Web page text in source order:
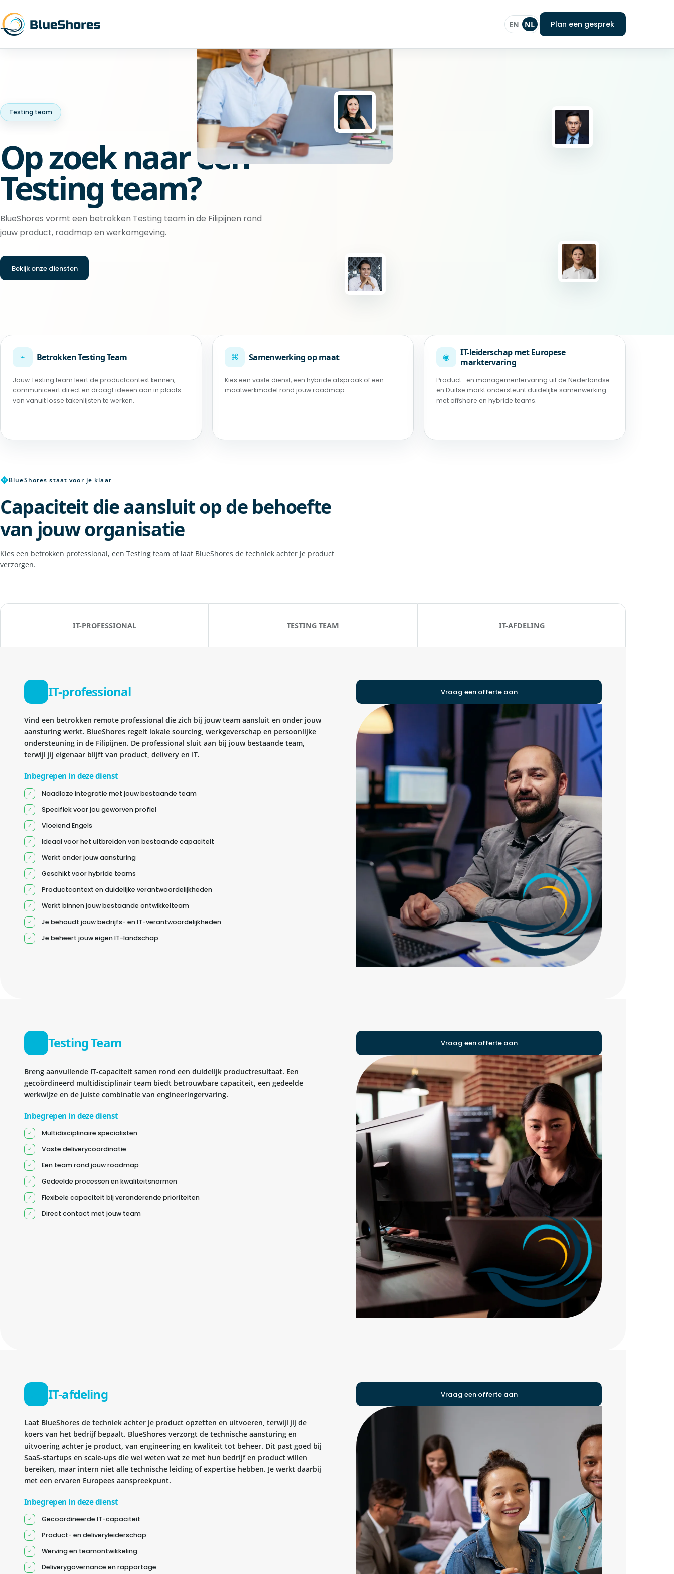
EN NL Plan een gesprek
Testing team
Op zoek naar een
Testing team?
BlueShores vormt een betrokken Testing team in de Filipijnen rond
jouw product, roadmap en werkomgeving.
Bekijk onze diensten
⌁ Betrokken Testing Team
Jouw Testing team leert de productcontext kennen,
communiceert direct en draagt ideeën aan in plaats
van vanuit losse takenlijsten te werken.
⌘ Samenwerking op maat
Kies een vaste dienst, een hybride afspraak of een
maatwerkmodel rond jouw roadmap.
◉
IT-leiderschap met Europese
marktervaring
Product- en managementervaring uit de Nederlandse
en Duitse markt ondersteunt duidelijke samenwerking
met offshore en hybride teams.
✥BlueShores staat voor je klaar
Capaciteit die aansluit op de behoefte
van jouw organisatie
Kies een betrokken professional, een Testing team of laat BlueShores de techniek achter je product
verzorgen.
IT-PROFESSIONAL TESTING TEAM IT-AFDELING
IT-professional
Vind een betrokken remote professional die zich bij jouw team aansluit en onder jouw
aansturing werkt. BlueShores regelt lokale sourcing, werkgeverschap en persoonlijke
ondersteuning in de Filipijnen. De professional sluit aan bij jouw bestaande team,
terwijl jij eigenaar blijft van product, delivery en IT.
Inbegrepen in deze dienst
Naadloze integratie met jouw bestaande team
Specifiek voor jou geworven profiel
Vloeiend Engels
Ideaal voor het uitbreiden van bestaande capaciteit
Werkt onder jouw aansturing
Geschikt voor hybride teams
Productcontext en duidelijke verantwoordelijkheden
Werkt binnen jouw bestaande ontwikkelteam
Je behoudt jouw bedrijfs- en IT-verantwoordelijkheden
Je beheert jouw eigen IT-landschap
Vraag een offerte aan
Testing Team
Breng aanvullende IT-capaciteit samen rond een duidelijk productresultaat. Een
gecoördineerd multidisciplinair team biedt betrouwbare capaciteit, een gedeelde
werkwijze en de juiste combinatie van engineeringervaring.
Inbegrepen in deze dienst
Multidisciplinaire specialisten
Vaste deliverycoördinatie
Een team rond jouw roadmap
Gedeelde processen en kwaliteitsnormen
Flexibele capaciteit bij veranderende prioriteiten
Direct contact met jouw team
Vraag een offerte aan
IT-afdeling
Laat BlueShores de techniek achter je product opzetten en uitvoeren, terwijl jij de
koers van het bedrijf bepaalt. BlueShores verzorgt de technische aansturing en
uitvoering achter je product, van engineering en kwaliteit tot beheer. Dit past goed bij
SaaS-startups en scale-ups die wel weten wat ze met hun bedrijf en product willen
bereiken, maar intern niet alle technische leiding of expertise hebben. Je werkt daarbij
met een ervaren Europees aanspreekpunt.
Inbegrepen in deze dienst
Gecoördineerde IT-capaciteit
Product- en deliveryleiderschap
Werving en teamontwikkeling
Deliverygovernance en rapportage
Vraag een offerte aan